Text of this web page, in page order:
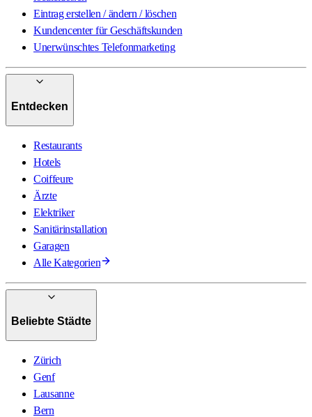
Eintrag erstellen / ändern / löschen
Kundencenter für Geschäftskunden
Unerwünschtes Telefonmarketing
Entdecken
Restaurants
Hotels
Coiffeure
Ärzte
Elektriker
Sanitärinstallation
Garagen
Alle Kategorien
Beliebte Städte
Zürich
Genf
Lausanne
Bern